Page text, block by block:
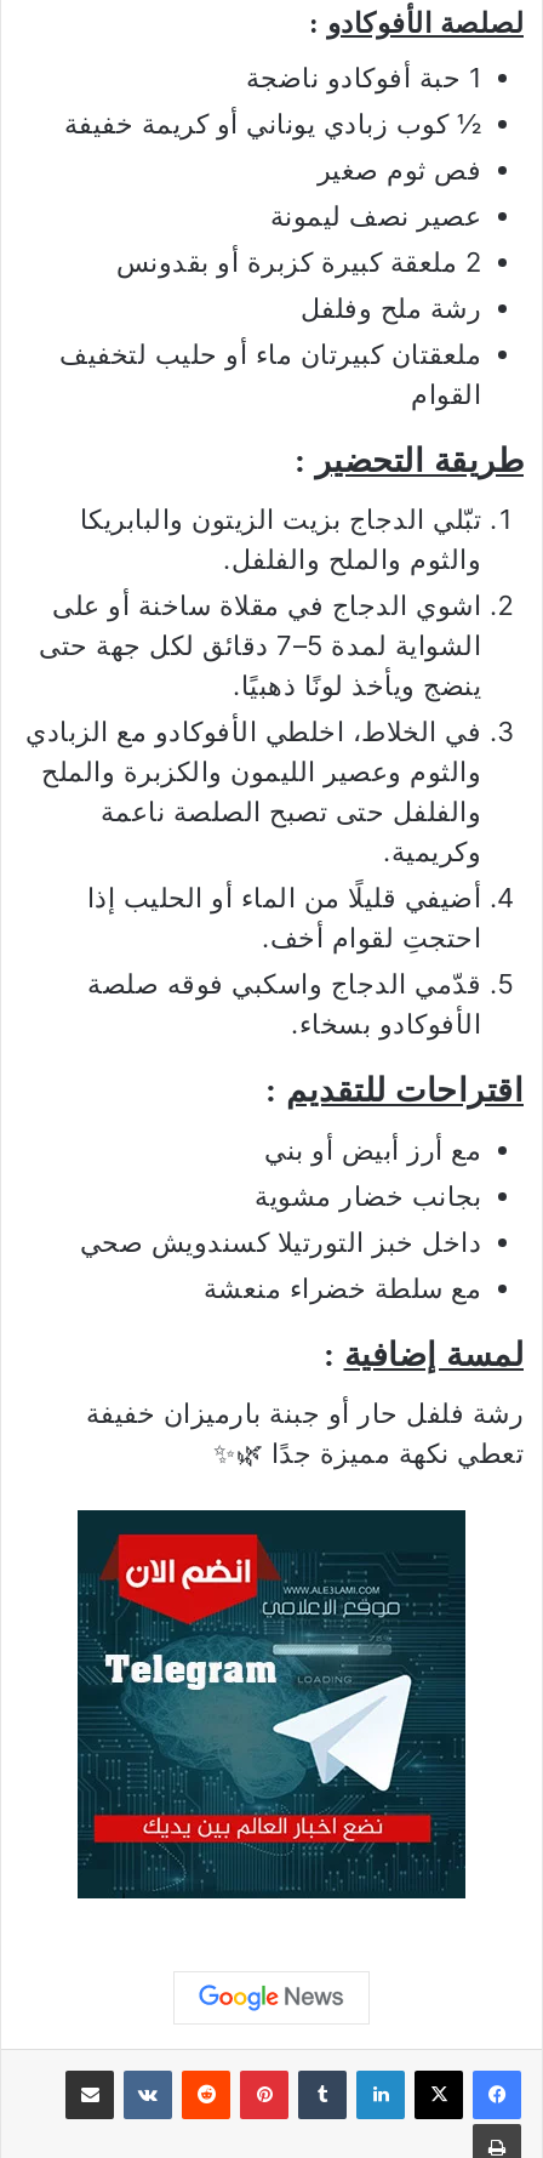
لصلصة الأفوكادو :
1 حبة أفوكادو ناضجة
½ كوب زبادي يوناني أو كريمة خفيفة
فص ثوم صغير
عصير نصف ليمونة
2 ملعقة كبيرة كزبرة أو بقدونس
رشة ملح وفلفل
ملعقتان كبيرتان ماء أو حليب لتخفيف
القوام
طريقة التحضير :
تبّلي الدجاج بزيت الزيتون والبابريكا
والثوم والملح والفلفل.
اشوي الدجاج في مقلاة ساخنة أو على
الشواية لمدة 5–7 دقائق لكل جهة حتى
ينضج ويأخذ لونًا ذهبيًا.
في الخلاط، اخلطي الأفوكادو مع الزبادي
والثوم وعصير الليمون والكزبرة والملح
والفلفل حتى تصبح الصلصة ناعمة
وكريمية.
أضيفي قليلًا من الماء أو الحليب إذا
احتجتِ لقوام أخف.
قدّمي الدجاج واسكبي فوقه صلصة
الأفوكادو بسخاء.
اقتراحات للتقديم :
مع أرز أبيض أو بني
بجانب خضار مشوية
داخل خبز التورتيلا كسندويش صحي
مع سلطة خضراء منعشة
لمسة إضافية :
رشة فلفل حار أو جبنة بارميزان خفيفة
تعطي نكهة مميزة جدًا 🌿✨
لينكدإن بينتيريست مشاركة عبر البريد
طباعة